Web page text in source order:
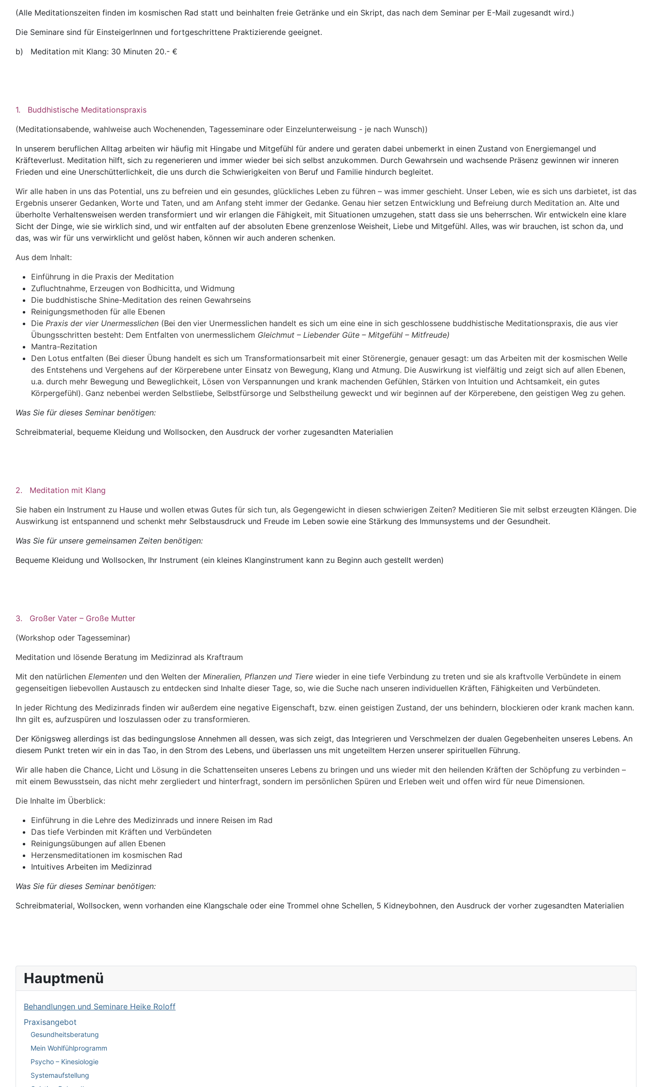
Hauptmenü
Behandlungen und Seminare Heike Roloff
Praxisangebot
Gesundheitsberatung
Mein Wohlfühlprogramm
Psycho – Kinesiologie
Systemaufstellung
(Alle Meditationszeiten finden im kosmischen Rad statt und beinhalten freie Getränke und ein Skript, das nach dem Seminar per E-Mail zugesandt wird.)
Die Seminare sind für EinsteigerInnen und fortgeschrittene Praktizierende geeignet.
b) Meditation mit Klang: 30 Minuten 20.- €
1. Buddhistische Meditationspraxis
(Meditationsabende, wahlweise auch Wochenenden, Tagesseminare oder Einzelunterweisung - je nach Wunsch))
In unserem beruflichen Alltag arbeiten wir häufig mit Hingabe und Mitgefühl für andere und geraten dabei unbemerkt in einen Zustand von Energiemangel und
Kräfteverlust. Meditation hilft, sich zu regenerieren und immer wieder bei sich selbst anzukommen. Durch Gewahrsein und wachsende Präsenz gewinnen wir inneren
Frieden und eine Unerschütterlichkeit, die uns durch die Schwierigkeiten von Beruf und Familie hindurch begleitet.
Wir alle haben in uns das Potential, uns zu befreien und ein gesundes, glückliches Leben zu führen – was immer geschieht. Unser Leben, wie es sich uns darbietet, ist das
Ergebnis unserer Gedanken, Worte und Taten, und am Anfang steht immer der Gedanke. Genau hier setzen Entwicklung und Befreiung durch Meditation an. Alte und
überholte Verhaltensweisen werden transformiert und wir erlangen die Fähigkeit, mit Situationen umzugehen, statt dass sie uns beherrschen. Wir entwickeln eine klare
Sicht der Dinge, wie sie wirklich sind, und wir entfalten auf der absoluten Ebene grenzenlose Weisheit, Liebe und Mitgefühl. Alles, was wir brauchen, ist schon da, und
das, was wir für uns verwirklicht und gelöst haben, können wir auch anderen schenken.
Aus dem Inhalt:
Einführung in die Praxis der Meditation
Zufluchtnahme, Erzeugen von Bodhicitta, und Widmung
Die buddhistische Shine-Meditation des reinen Gewahrseins
Reinigungsmethoden für alle Ebenen
Die Praxis der vierUnermesslichen (Bei den vier Unermesslichen handelt es sich um eine eine in sich geschlossene buddhistische Meditationspraxis, die aus vier
Übungsschritten besteht: Dem Entfalten von unermesslichem Gleichmut – Liebender Güte – Mitgefühl – Mitfreude)
Mantra-Rezitation
Den Lotus entfalten (Bei dieser Übung handelt es sich um Transformationsarbeit mit einer Störenergie, genauer gesagt: um das Arbeiten mit der kosmischen Welle
des Entstehens und Vergehens auf der Körperebene unter Einsatz von Bewegung, Klang und Atmung. Die Auswirkung ist vielfältig und zeigt sich auf allen Ebenen,
u.a. durch mehr Bewegung und Beweglichkeit, Lösen von Verspannungen und krank machenden Gefühlen, Stärken von Intuition und Achtsamkeit, ein gutes
Körpergefühl). Ganz nebenbei werden Selbstliebe, Selbstfürsorge und Selbstheilung geweckt und wir beginnen auf der Körperebene, den geistigen Weg zu gehen.
Was Sie für dieses Seminar benötigen:
Schreibmaterial, bequeme Kleidung und Wollsocken, den Ausdruck der vorher zugesandten Materialien
2. Meditation mit Klang
Sie haben ein Instrument zu Hause und wollen etwas Gutes für sich tun, als Gegengewicht in diesen schwierigen Zeiten? Meditieren Sie mit selbst erzeugten Klängen. Die
Auswirkung ist entspannend und schenkt mehr Selbstausdruck und Freude im Leben sowie eine Stärkung des Immunsystems und der Gesundheit.
Was Sie für unsere gemeinsamen Zeiten benötigen:
Bequeme Kleidung und Wollsocken, Ihr Instrument (ein kleines Klanginstrument kann zu Beginn auch gestellt werden)
3. Großer Vater – Große Mutter
(Workshop oder Tagesseminar)
Meditation und lösende Beratung im Medizinrad als Kraftraum
Mit den natürlichen Elementen und den Welten der Mineralien, Pflanzen und Tiere wieder in eine tiefe Verbindung zu treten und sie als kraftvolle Verbündete in einem
gegenseitigen liebevollen Austausch zu entdecken sind Inhalte dieser Tage, so, wie die Suche nach unseren individuellen Kräften, Fähigkeiten und Verbündeten.
In jeder Richtung des Medizinrads finden wir außerdem eine negative Eigenschaft, bzw. einen geistigen Zustand, der uns behindern, blockieren oder krank machen kann.
Ihn gilt es, aufzuspüren und loszulassen oder zu transformieren.
Der Königsweg allerdings ist das bedingungslose Annehmen all dessen, was sich zeigt, das Integrieren und Verschmelzen der dualen Gegebenheiten unseres Lebens. An
diesem Punkt treten wir ein in das Tao, in den Strom des Lebens, und überlassen uns mit ungeteiltem Herzen unserer spirituellen Führung.
Wir alle haben die Chance, Licht und Lösung in die Schattenseiten unseres Lebens zu bringen und uns wieder mit den heilenden Kräften der Schöpfung zu verbinden –
mit einem Bewusstsein, das nicht mehr zergliedert und hinterfragt, sondern im persönlichen Spüren und Erleben weit und offen wird für neue Dimensionen.
Die Inhalte im Überblick:
Einführung in die Lehre des Medizinrads und innere Reisen im Rad
Das tiefe Verbinden mit Kräften und Verbündeten
Reinigungsübungen auf allen Ebenen
Herzensmeditationen im kosmischen Rad
Intuitives Arbeiten im Medizinrad
Was Sie für dieses Seminar benötigen:
Schreibmaterial, Wollsocken, wenn vorhanden eine Klangschale oder eine Trommel ohne Schellen, 5 Kidneybohnen, den Ausdruck der vorher zugesandten Materialien